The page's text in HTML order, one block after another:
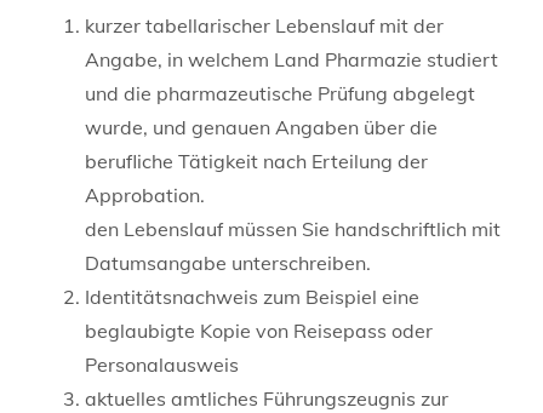
kurzer tabellarischer Lebenslauf mit der
Angabe, in welchem Land Pharmazie studiert
und die pharmazeutische Prüfung abgelegt
wurde, und genauen Angaben über die
berufliche Tätigkeit nach Erteilung der
Approbation.
den Lebenslauf müssen Sie handschriftlich mit
Datumsangabe unterschreiben.
Identitätsnachweis zum Beispiel eine
beglaubigte Kopie von Reisepass oder
Personalausweis
aktuelles amtliches Führungszeugnis zur